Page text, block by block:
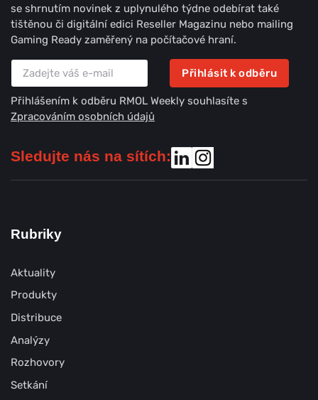
se shrnutím novinek z uplynulého týdne odebírat také
tištěnou či digitální edici Reseller Magazinu nebo mailing
Gaming Ready zaměřený na počítačové hraní.
Přihlásit k odběru
Přihlášením k odběru RMOL Weekly souhlasíte s
Zpracováním osobních údajů
Sledujte nás na sítích:
Rubriky
Aktuality
Produkty
Distribuce
Analýzy
Rozhovory
Setkání